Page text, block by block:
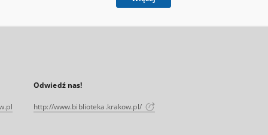
Odwiedź nas!
http://www.biblioteka.krakow.pl/